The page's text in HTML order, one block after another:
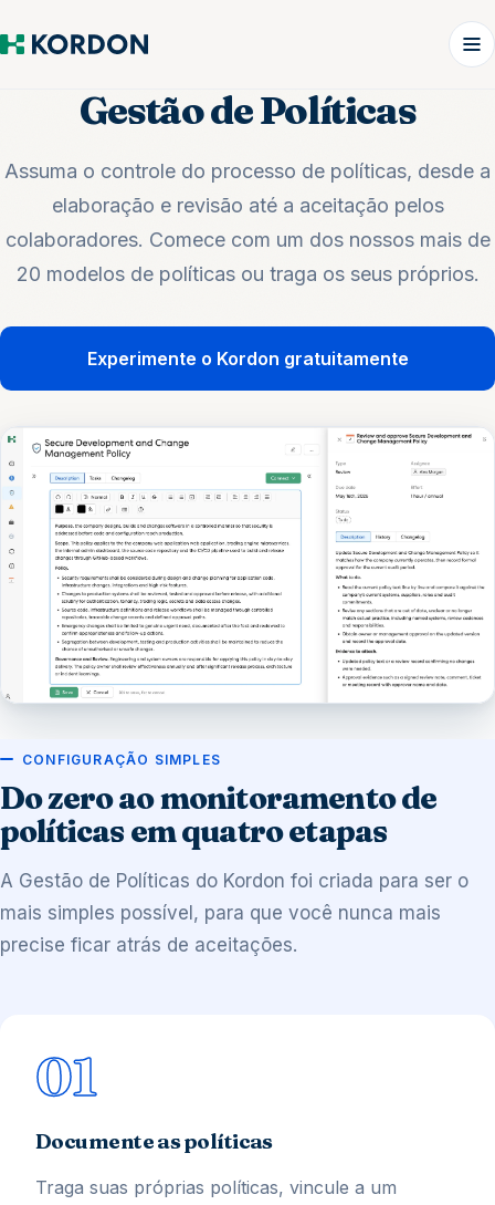
Gestão de Políticas
Assuma o controle do processo de políticas, desde a
elaboração e revisão até a aceitação pelos
colaboradores. Comece com um dos nossos mais de
20 modelos de políticas ou traga os seus próprios.
Experimente o Kordon gratuitamente
CONFIGURAÇÃO SIMPLES
Do zero ao monitoramento de
políticas em quatro etapas
A Gestão de Políticas do Kordon foi criada para ser o
mais simples possível, para que você nunca mais
precise ficar atrás de aceitações.
01
Documente as políticas
Traga suas próprias políticas, vincule a um